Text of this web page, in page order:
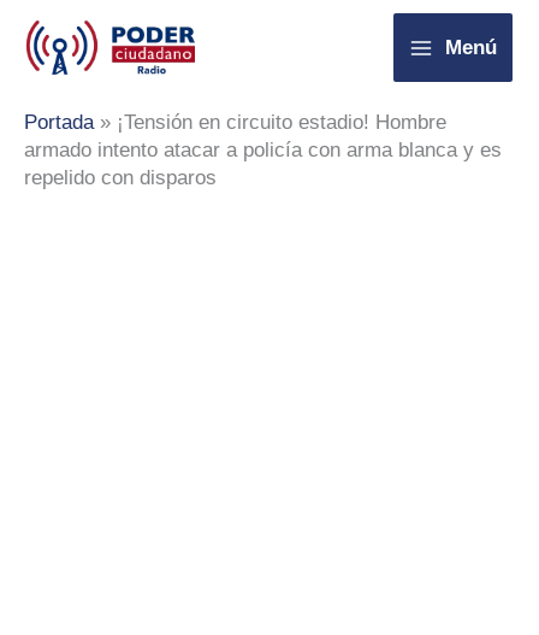
contenido
Menú
Portada» ¡Tensión en circuito estadio! Hombre
armado intento atacar a policía con arma blanca y es
repelido con disparos